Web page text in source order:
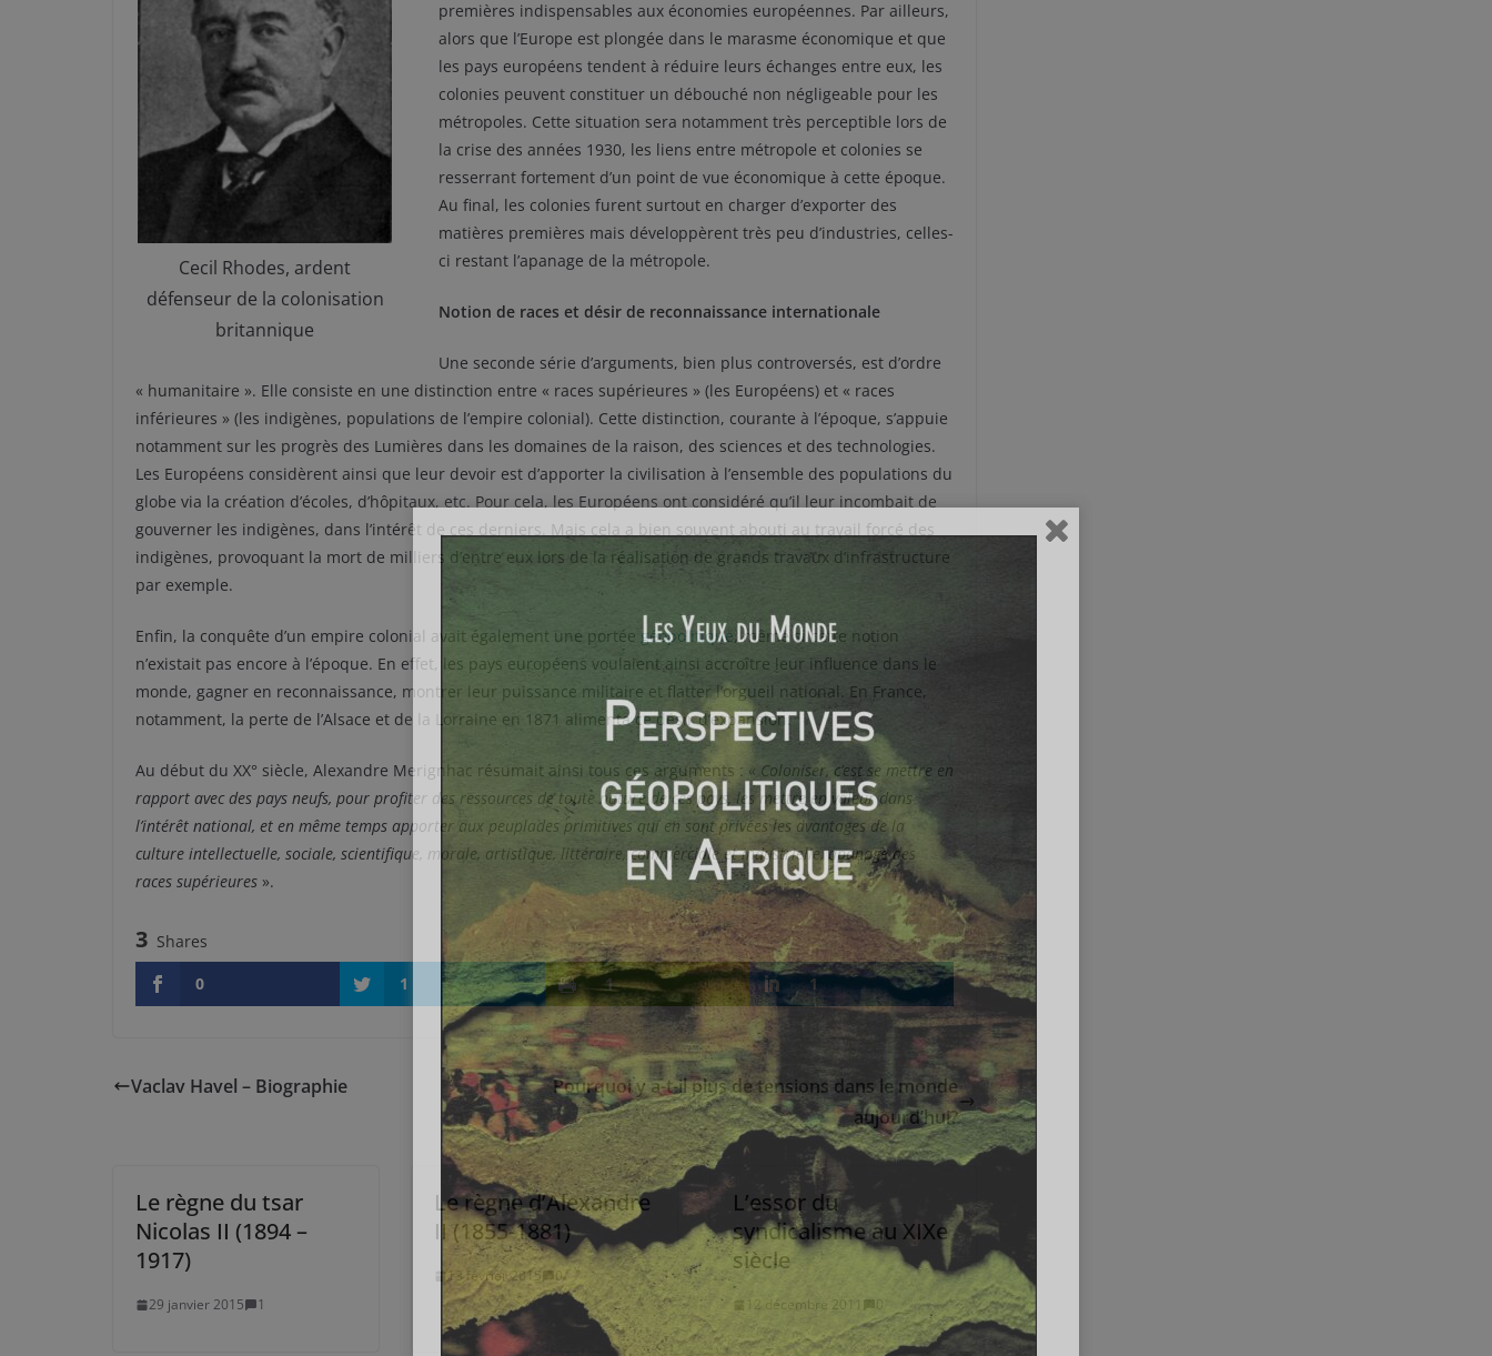
Cecil Rhodes, ardent
défenseur de la colonisation
britannique
premières indispensables aux économies européennes. Par ailleurs,
alors que l’Europe est plongée dans le marasme économique et que
les pays européens tendent à réduire leurs échanges entre eux, les
colonies peuvent constituer un débouché non négligeable pour les
métropoles. Cette situation sera notamment très perceptible lors de
la crise des années 1930, les liens entre métropole et colonies se
resserrant fortement d’un point de vue économique à cette époque.
Au final, les colonies furent surtout en charger d’exporter des
matières premières mais développèrent très peu d’industries, celles-
ci restant l’apanage de la métropole.
Notion de races et désir de reconnaissance internationale
Une seconde série d’arguments, bien plus controversés, est d’ordre
« humanitaire ». Elle consiste en une distinction entre « races supérieures » (les Européens) et « races
inférieures » (les indigènes, populations de l’empire colonial). Cette distinction, courante à l’époque, s’appuie
notamment sur les progrès des Lumières dans les domaines de la raison, des sciences et des technologies.
Les Européens considèrent ainsi que leur devoir est d’apporter la civilisation à l’ensemble des populations du
globe via la création d’écoles, d’hôpitaux, etc. Pour cela, les Européens ont considéré qu’il leur incombait de
gouverner les indigènes, dans l’intérêt de ces derniers. Mais cela a bien souvent abouti au travail forcé des
indigènes, provoquant la mort de milliers d’entre eux lors de la réalisation de grands travaux d’infrastructure
par exemple.
Enfin, la conquête d’un empire colonial avait également une portée géopolitique, même si cette notion
n’existait pas encore à l’époque. En effet, les pays européens voulaient ainsi accroître leur influence dans le
monde, gagner en reconnaissance, montrer leur puissance militaire et flatter l’orgueil national. En France,
notamment, la perte de l’Alsace et de la Lorraine en 1871 alimenta ce désir d’expansion.
Au début du XX° siècle, Alexandre Merignhac résumait ainsi tous ces arguments : « Coloniser, c’est se mettre en
rapport avec des pays neufs, pour profiter des ressources de toute nature de ces pays, les mettre en valeur dans
l’intérêt national, et en même temps apporter aux peuplades primitives qui en sont privées les avantages de la
culture intellectuelle, sociale, scientifique, morale, artistique, littéraire, commerciale et industrielle, apanage des
races supérieures ».
3 Shares
0
1 1 1
Vaclav Havel – Biographie
Pourquoi y a-t-il plus de tensions dans le monde
aujourd’hui?
Le règne du tsar
Nicolas II (1894 –
1917)
29 janvier 2015 1
Le règne d’Alexandre
II (1855-1881)
13 février 2015 0
L’essor du
syndicalisme au XIXe
siècle
12 décembre 2011 0